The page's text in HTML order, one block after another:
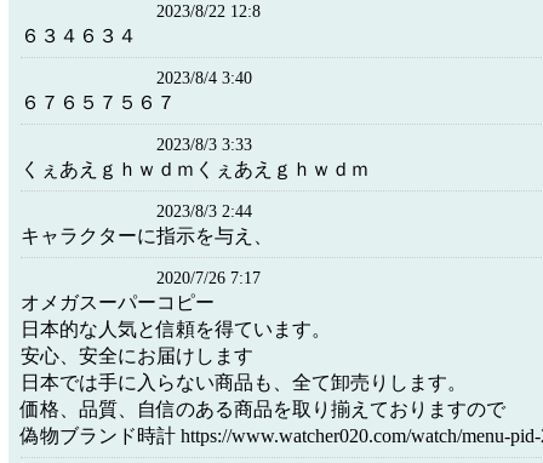
2023/8/22 12:8
６３４６３４
2023/8/4 3:40
６７６５７５６７
2023/8/3 3:33
くぇあえｇｈｗｄｍくぇあえｇｈｗｄｍ
2023/8/3 2:44
キャラクターに指示を与え、
2020/7/26 7:17
オメガスーパーコピー
日本的な人気と信頼を得ています。
安心、安全にお届けします
日本では手に入らない商品も、全て卸売りします。
価格、品質、自信のある商品を取り揃えておりますので
偽物ブランド時計 https://www.watcher020.com/watch/menu-